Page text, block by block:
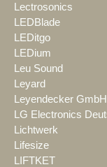
Lectrosonics
LEDBlade
LEDitgo
LEDium
Leu Sound
Leyard
Leyendecker GmbH
LG Electronics
Lichtwerk
Lifesize
LIFTKET